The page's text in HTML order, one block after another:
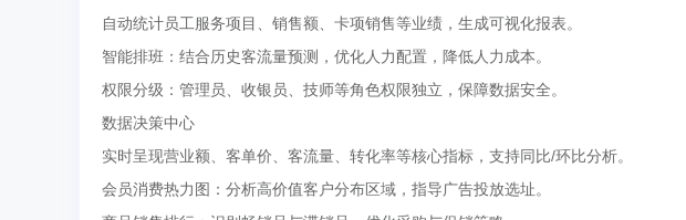
自动统计员工服务项目、销售额、卡项销售等业绩，生成可视化报表。
智能排班：结合历史客流量预测，优化人力配置，降低人力成本。
权限分级：管理员、收银员、技师等角色权限独立，保障数据安全。
‌数据决策中心‌
实时呈现营业额、客单价、客流量、转化率等核心指标，支持同比/环比分析。
会员消费热力图：分析高价值客户分布区域，指导广告投放选址。